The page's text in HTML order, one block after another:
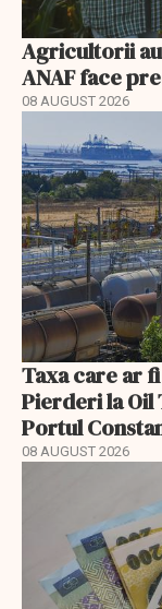
Agricultorii
ANAF face
08 AUGUST 2026
Taxa care ar
Pierderi la
Portul
08 AUGUST 2026